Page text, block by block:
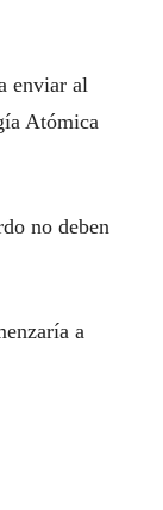
enviar al
Atómica
no deben
a